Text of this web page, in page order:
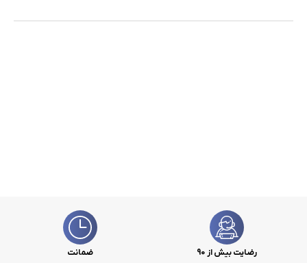
رضایت بیش از 90
ضمانت